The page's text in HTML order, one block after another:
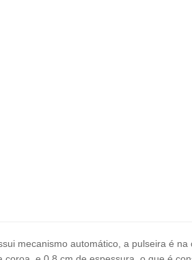
mecanismo automático, a pulseira é na